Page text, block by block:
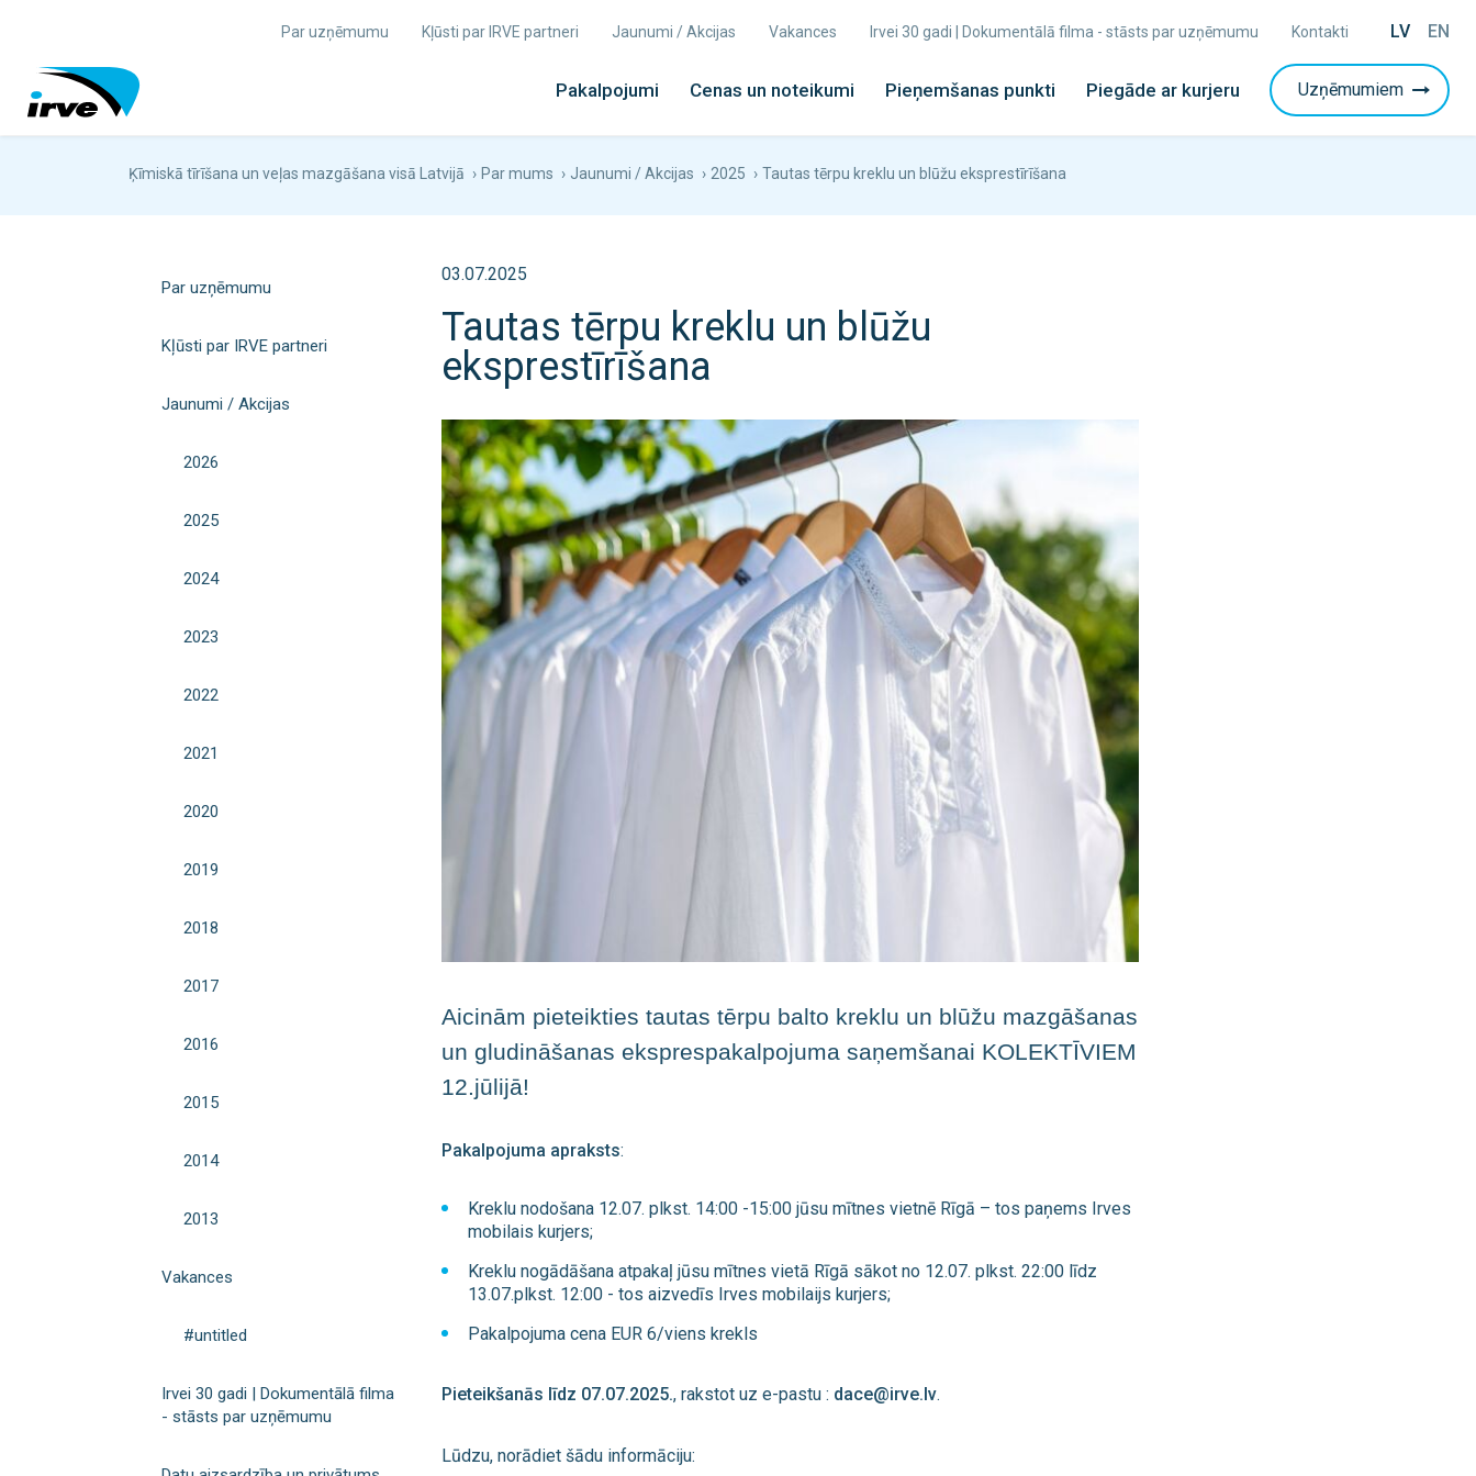
Par uzņēmumu Kļūsti par IRVE partneri Jaunumi / Akcijas Vakances Irvei 30 gadi | Dokumentālā filma - stāsts par uzņēmumu Kontakti LV EN
Pakalpojumi Cenas un noteikumi Pieņemšanas punkti Piegāde ar kurjeru Uzņēmumiem
Ķīmiskā tīrīšana un veļas mazgāšana visā Latvijā › Par mums › Jaunumi / Akcijas › 2025 › Tautas tērpu kreklu un blūžu eksprestīrīšana
Par uzņēmumu
Kļūsti par IRVE partneri
Jaunumi / Akcijas
2026
2025
2024
2023
2022
2021
2020
2019
2018
2017
2016
2015
2014
2013
Vakances
#untitled
Irvei 30 gadi | Dokumentālā filma
- stāsts par uzņēmumu
03.07.2025
Tautas tērpu kreklu un blūžu
eksprestīrīšana
Aicinām pieteikties tautas tērpu balto kreklu un blūžu mazgāšanas
un gludināšanas eksprespakalpojuma saņemšanai KOLEKTĪVIEM
12.jūlijā!
Pakalpojuma apraksts:
Kreklu nodošana 12.07. plkst. 14:00 -15:00 jūsu mītnes vietnē Rīgā – tos paņems Irves
mobilais kurjers;
Kreklu nogādāšana atpakaļ jūsu mītnes vietā Rīgā sākot no 12.07. plkst. 22:00 līdz
13.07.plkst. 12:00 - tos aizvedīs Irves mobilaijs kurjers;
Pakalpojuma cena EUR 6/viens krekls
Pieteikšanās līdz 07.07.2025., rakstot uz e-pastu : dace@irve.lv.
Lūdzu, norādiet šādu informāciju: